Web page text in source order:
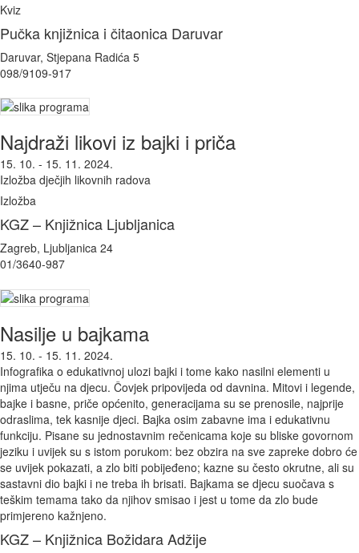
Kviz
Pučka knjižnica i čitaonica Daruvar
Daruvar, Stjepana Radića 5
098/9109-917
Najdraži likovi iz bajki i priča
15. 10. - 15. 11. 2024.
Izložba dječjih likovnih radova
Izložba
KGZ – Knjižnica Ljubljanica
Zagreb, Ljubljanica 24
01/3640-987
Nasilje u bajkama
15. 10. - 15. 11. 2024.
Infografika o edukativnoj ulozi bajki i tome kako nasilni elementi u
njima utječu na djecu. Čovjek pripovijeda od davnina. Mitovi i legende,
bajke i basne, priče općenito, generacijama su se prenosile, najprije
odraslima, tek kasnije djeci. Bajka osim zabavne ima i edukativnu
funkciju. Pisane su jednostavnim rečenicama koje su bliske govornom
jeziku i uvijek su s istom porukom: bez obzira na sve zapreke dobro će
se uvijek pokazati, a zlo biti pobijeđeno; kazne su često okrutne, ali su
sastavni dio bajki i ne treba ih brisati. Bajkama se djecu suočava s
teškim temama tako da njihov smisao i jest u tome da zlo bude
primjereno kažnjeno.
KGZ – Knjižnica Božidara Adžije